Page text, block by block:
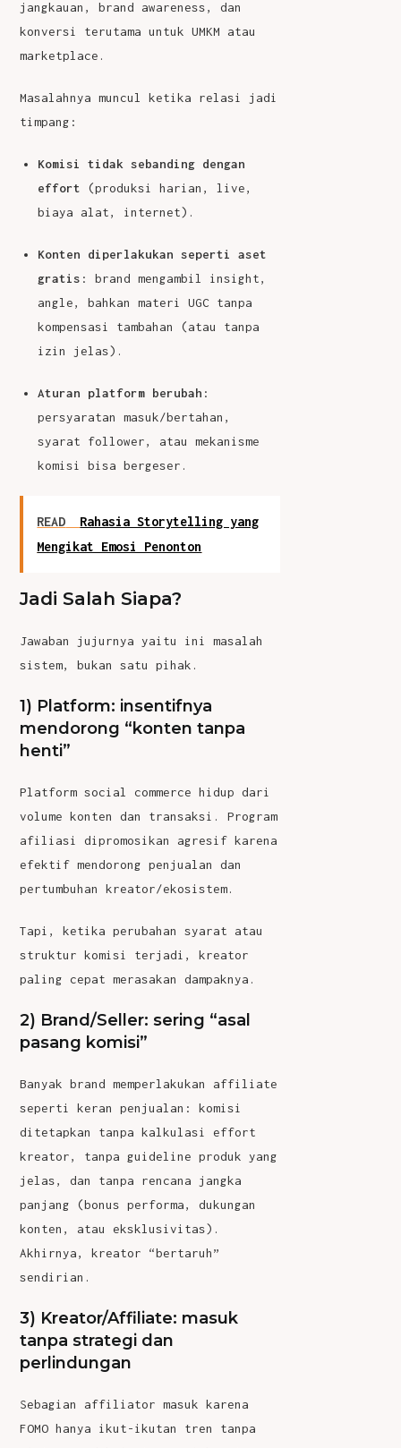
jangkauan, brand awareness, dan
konversi terutama untuk UMKM atau
marketplace.
Masalahnya muncul ketika relasi jadi
timpang:
Komisi tidak sebanding dengan
effort (produksi harian, live,
biaya alat, internet).
Konten diperlakukan seperti aset
gratis : brand mengambil insight,
angle, bahkan materi UGC tanpa
kompensasi tambahan (atau tanpa
izin jelas).
Aturan platform berubah :
persyaratan masuk/bertahan,
syarat follower, atau mekanisme
komisi bisa bergeser.
READ
Rahasia Storytelling yang
Mengikat Emosi Penonton
Jadi Salah Siapa?
Jawaban jujurnya yaitu ini masalah
sistem, bukan satu pihak.
1) Platform: insentifnya
mendorong “konten tanpa
henti”
Platform social commerce hidup dari
volume konten dan transaksi. Program
afiliasi dipromosikan agresif karena
efektif mendorong penjualan dan
pertumbuhan kreator/ekosistem.
Tapi, ketika perubahan syarat atau
struktur komisi terjadi, kreator
paling cepat merasakan dampaknya.
2) Brand/Seller: sering “asal
pasang komisi”
Banyak brand memperlakukan affiliate
seperti keran penjualan: komisi
ditetapkan tanpa kalkulasi effort
kreator, tanpa guideline produk yang
jelas, dan tanpa rencana jangka
panjang (bonus performa, dukungan
konten, atau eksklusivitas).
Akhirnya, kreator “bertaruh”
sendirian.
3) Kreator/Affiliate: masuk
tanpa strategi dan
perlindungan
Sebagian affiliator masuk karena
FOMO hanya ikut-ikutan tren tanpa